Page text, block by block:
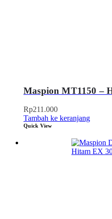
Maspion MT1150 –
Rp211.000
Tambah ke keranjang
Quick View